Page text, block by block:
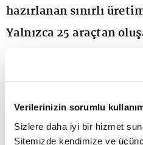
Verilerinizin sorumlu
Sizlere daha iyi bir hizmet
Sitemizde kendimize ve
hazırlanan sınırlı
Yalnızca 25 araçtan
Centenary Private
kişiselleştirme
Collective tarafından üç
çalışmanın ve 40 bin